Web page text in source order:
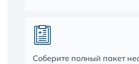
Соберите полный пакет